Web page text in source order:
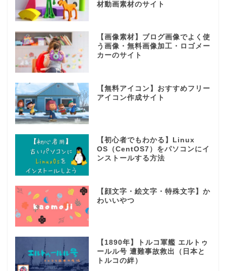
材動画素材のサイト
【画像素材】ブログ画像でよく使
う画像・無料画像加工・ロゴメー
カーのサイト
【無料アイコン】おすすめフリー
アイコン作成サイト
【初心者でもわかる】Linux
OS（CentOS7）をパソコンにイ
ンストールする方法
【顔文字・絵文字・特殊文字】か
わいいやつ
【1890年】トルコ軍艦 エルトゥ
ールル号 遭難事故救出（日本と
トルコの絆）